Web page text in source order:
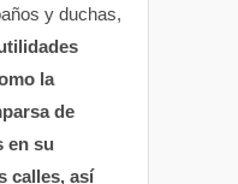
y duchas,
la
de
en su
calles, así